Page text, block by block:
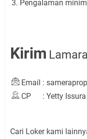
Pengalaman
Kirim
Email :
CP
: Yetty
Cari Loker kami